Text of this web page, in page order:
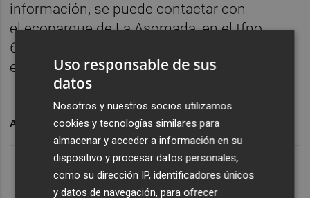
información, se puede contactar con
el ecoparque de La Asomada, en el tfno
616477473, y con el de
el
638129544.
ARCHIVADO EN PARQUES
Uso responsable de sus
datos
Nosotros y nuestros socios utilizamos
cookies y tecnologías similares para
almacenar y acceder a información en su
dispositivo y procesar datos personales,
como su dirección IP, identificadores únicos
y datos de navegación, para ofrecer